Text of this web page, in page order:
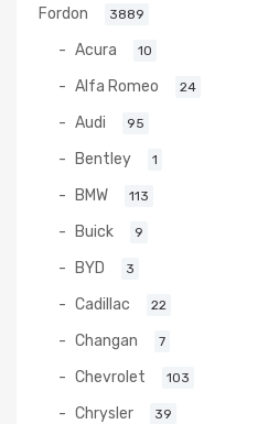
Fordon 3889
Acura 10
Alfa Romeo 24
Audi 95
Bentley 1
BMW 113
Buick 9
BYD 3
Cadillac 22
Changan 7
Chevrolet 103
Chrysler 39